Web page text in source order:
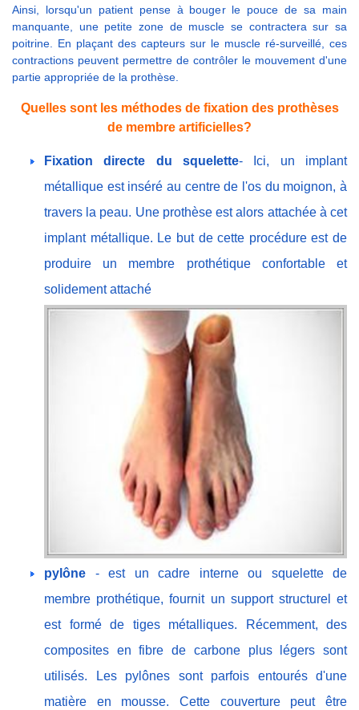
Ainsi, lorsqu'un patient pense à bouger le pouce de sa main
manquante, une petite zone de muscle se contractera sur sa
poitrine. En plaçant des capteurs sur le muscle ré-surveillé, ces
contractions peuvent permettre de contrôler le mouvement d'une
partie appropriée de la prothèse.
Quelles sont les méthodes de fixation des prothèses
de membre artificielles?
Fixation directe du squelette- Ici, un implant
métallique est inséré au centre de l'os du moignon, à
travers la peau. Une prothèse est alors attachée à cet
implant métallique. Le but de cette procédure est de
produire un membre prothétique confortable et
solidement attaché
pylône - est un cadre interne ou squelette de
membre prothétique, fournit un support structurel et
est formé de tiges métalliques. Récemment, des
composites en fibre de carbone plus légers sont
utilisés. Les pylônes sont parfois entourés d'une
matière en mousse. Cette couverture peut être